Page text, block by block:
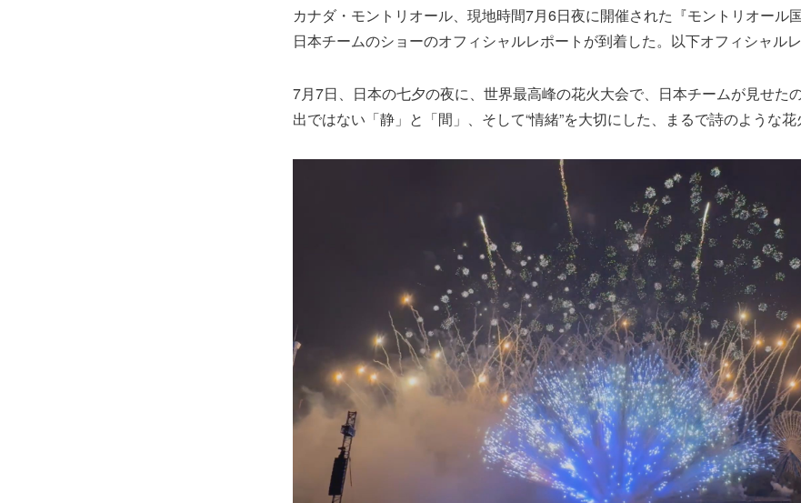
カナダ・モントリオール、現地時間7月6日夜に開催された『モントリオール
日本チームのショーのオフィシャルレポートが到着した。以下オフィシャルレ
7月7日、日本の七夕の夜に、世界最高峰の花火大会で、日本チームが見せた
出ではない「静」と「間」、そして“情緒”を大切にした、まるで詩のような花